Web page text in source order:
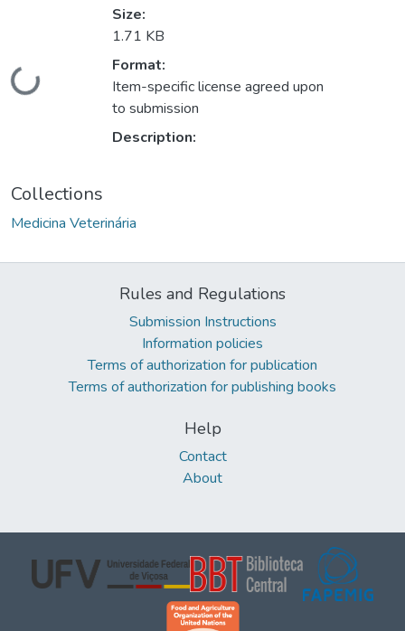
Size:
1.71 KB
Format:
Item-specific license agreed upon
to submission
Description:
Collections
Medicina Veterinária
Rules and Regulations
Submission Instructions
Information policies
Terms of authorization for publication
Terms of authorization for publishing books
Help
Contact
About